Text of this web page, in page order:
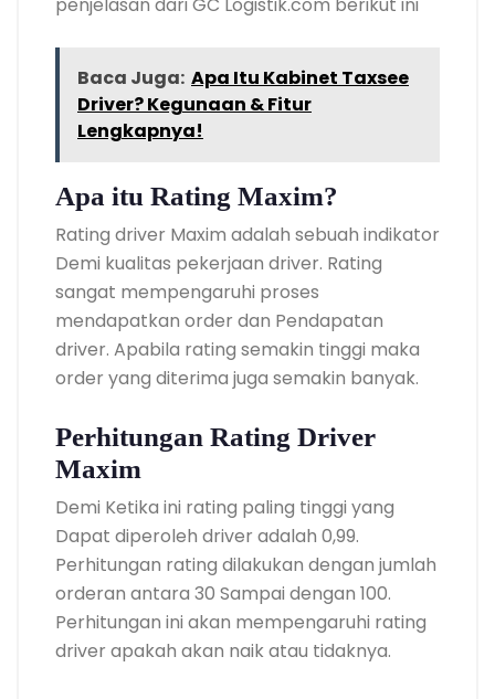
penjelasan dari GC Logistik.com berikut ini
Baca Juga: Apa Itu Kabinet Taxsee
Driver? Kegunaan & Fitur
Lengkapnya!
Apa itu Rating Maxim?
Rating driver Maxim adalah sebuah indikator
Demi kualitas pekerjaan driver. Rating
sangat mempengaruhi proses
mendapatkan order dan Pendapatan
driver. Apabila rating semakin tinggi maka
order yang diterima juga semakin banyak.
Perhitungan Rating Driver
Maxim
Demi Ketika ini rating paling tinggi yang
Dapat diperoleh driver adalah 0,99.
Perhitungan rating dilakukan dengan jumlah
orderan antara 30 Sampai dengan 100.
Perhitungan ini akan mempengaruhi rating
driver apakah akan naik atau tidaknya.